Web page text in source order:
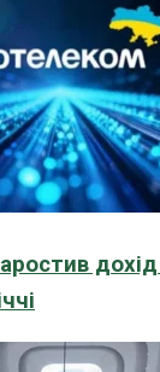
дохід